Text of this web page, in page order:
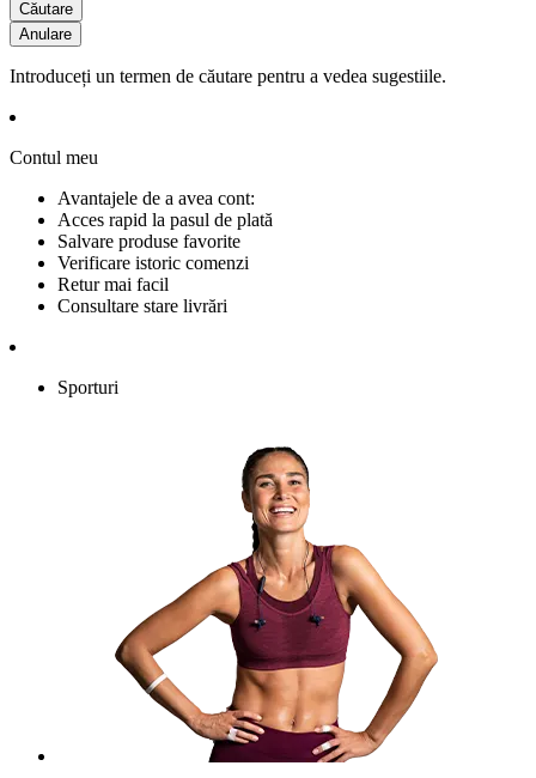
Căutare
Anulare
Introduceți un termen de căutare pentru a vedea sugestiile.
Contul meu
Avantajele de a avea cont:
Acces rapid la pasul de plată
Salvare produse favorite
Verificare istoric comenzi
Retur mai facil
Consultare stare livrări
Sporturi